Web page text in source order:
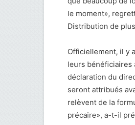
le moment»,
Distribution de
Officiellement, il y
leurs bénéficiaires
déclaration du
seront attribués
relèvent de la
précaire», a-t-il